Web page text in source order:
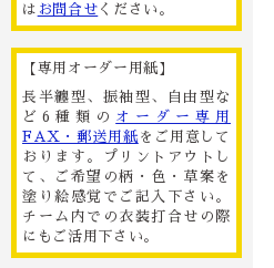
は お問合せ ください。
【専用オーダー用紙】
長半纏型、振袖型、自由型な
ど6種類の オーダー専用
FAX・郵送用紙 をご用意して
おります。プリントアウトし
て、ご希望の柄・色・草案を
塗り絵感覚でご記入下さい。
チーム内での衣装打合せの際
にもご活用下さい。